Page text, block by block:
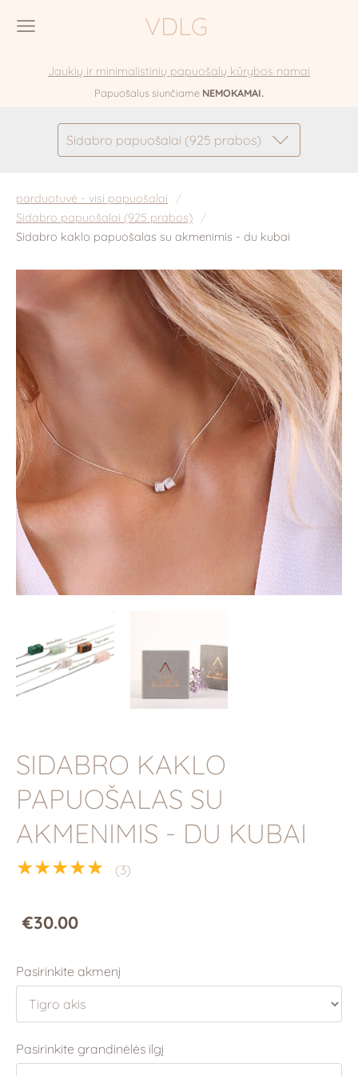
VDLG
Jaukių ir minimalistinių papuošalų kūrybos namai
Papuošalus siunčiame NEMOKAMAI.
Sidabro papuošalai (925 prabos)
parduotuvė - visi papuošalai
Sidabro papuošalai (925 prabos)
Sidabro kaklo papuošalas su akmenimis - du kubai
SIDABRO KAKLO
PAPUOŠALAS SU
AKMENIMIS - DU KUBAI
★★★★★ (3)
€30.00
Pasirinkite akmenį
Pasirinkite grandinėlės ilgį